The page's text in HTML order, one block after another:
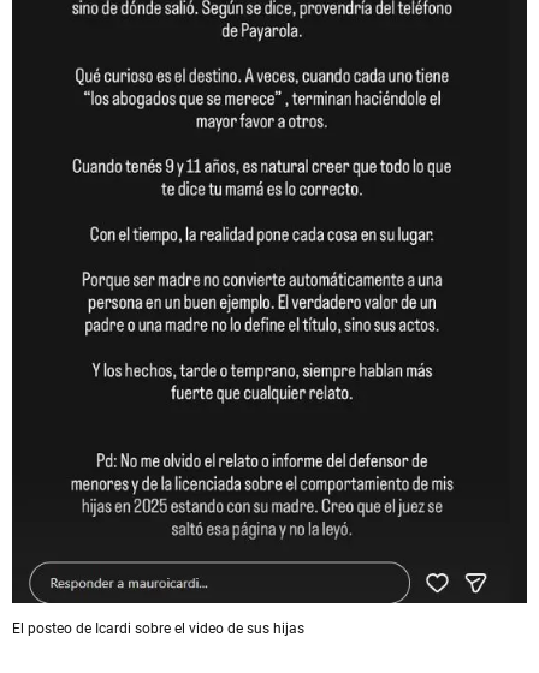
El posteo de Icardi sobre el video de sus hijas